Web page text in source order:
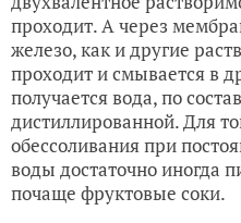
проходит. А через
железо, как и другие
проходит и смывается в
получается вода, по
дистиллированной. Для
обессоливания при
воды достаточно иногда
почаще фруктовые соки.